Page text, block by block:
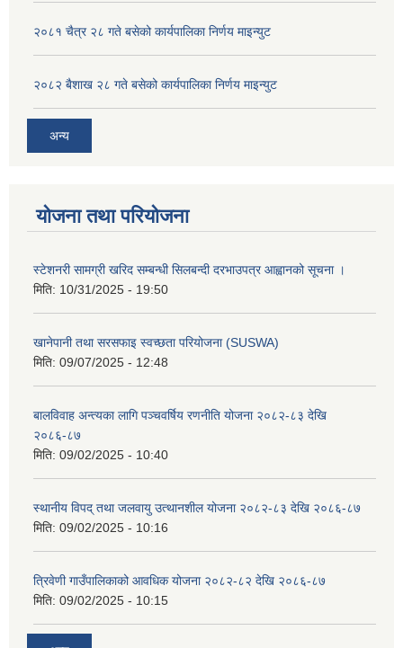
२०८१ चैत्र २८ गते बसेको कार्यपालिका निर्णय माइन्युट
२०८२ बैशाख २८ गते बसेको कार्यपालिका निर्णय माइन्युट
अन्य
योजना तथा परियोजना
स्टेशनरी सामग्री खरिद सम्बन्धी सिलबन्दी दरभाउपत्र आह्वानको सूचना ।
मिति: 10/31/2025 - 19:50
खानेपानी तथा सरसफाइ स्वच्छता परियोजना (SUSWA)
मिति: 09/07/2025 - 12:48
बालविवाह अन्त्यका लागि पञ्चवर्षिय रणनीति योजना २०८२-८३ देखि
२०८६-८७
मिति: 09/02/2025 - 10:40
स्थानीय विपद् तथा जलवायु उत्थानशील योजना २०८२-८३ देखि २०८६-८७
मिति: 09/02/2025 - 10:16
त्रिवेणी गाउँपालिकाको आवधिक योजना २०८२-८२ देखि २०८६-८७
मिति: 09/02/2025 - 10:15